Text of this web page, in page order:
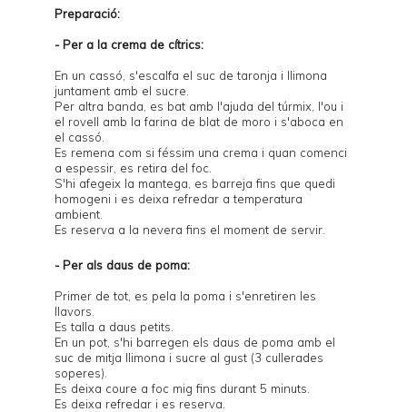
Preparació:
- Per a la crema de cítrics:
En un cassó, s'escalfa el suc de taronja i llimona
juntament amb el sucre.
Per altra banda, es bat amb l'ajuda del túrmix, l'ou i
el rovell amb la farina de blat de moro i s'aboca en
el cassó.
Es remena com si féssim una crema i quan comenci
a espessir, es retira del foc.
S'hi afegeix la mantega, es barreja fins que quedi
homogeni i es deixa refredar a temperatura
ambient.
Es reserva a la nevera fins el moment de servir.
- Per als daus de poma:
Primer de tot, es pela la poma i s'enretiren les
llavors.
Es talla a daus petits.
En un pot, s'hi barregen els daus de poma amb el
suc de mitja llimona i sucre al gust (3 cullerades
soperes).
Es deixa coure a foc mig fins durant 5 minuts.
Es deixa refredar i es reserva.